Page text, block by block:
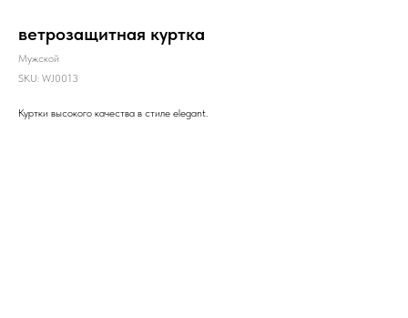
ветрозащитная куртка
Мужской
SKU: WJ0013
Куртки высокого качества в стиле elegant.